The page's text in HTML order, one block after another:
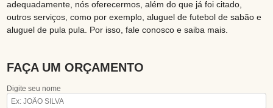
adequadamente, nós oferecermos, além do que já foi citado,
outros serviços, como por exemplo, aluguel de futebol de sabão e
aluguel de pula pula. Por isso, fale conosco e saiba mais.
FAÇA UM ORÇAMENTO
Digite seu nome